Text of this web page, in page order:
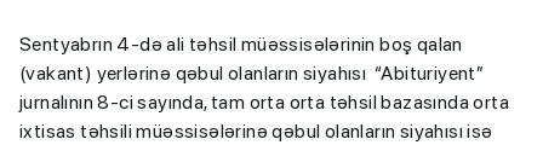
Sentyabrın 4-də ali təhsil müəssisələrinin boş qalan
(vakant) yerlərinə qəbul olanların siyahısı “Abituriyent”
jurnalının 8-ci sayında, tam orta orta təhsil bazasında orta
ixtisas təhsili müəssisələrinə qəbul olanların siyahısı isə